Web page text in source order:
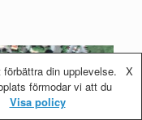
din upplevelse.
förmodar vi att du
X
Visa policy